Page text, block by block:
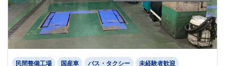
民間整備工場 国産車 バス・タクシー 未経験者歓迎